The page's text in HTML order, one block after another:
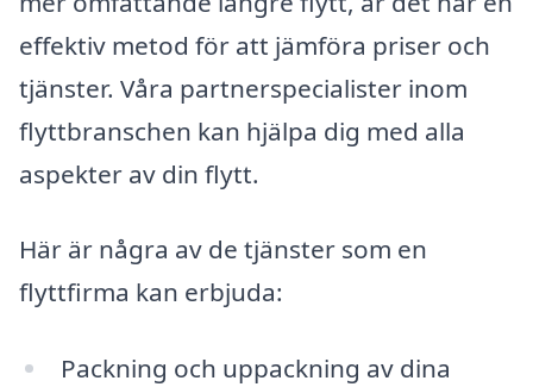
effektiv metod för att jämföra priser och
tjänster. Våra partnerspecialister inom
flyttbranschen kan hjälpa dig med alla
aspekter av din flytt.
Här är några av de tjänster som en
flyttfirma kan erbjuda:
Packning och uppackning av dina